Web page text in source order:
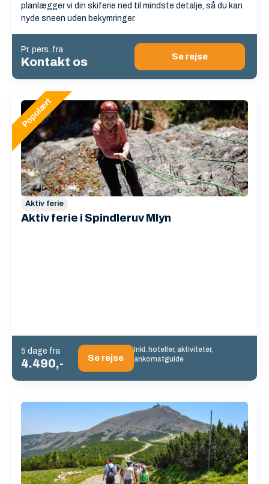
planlægger vi din skiferie ned til mindste detalje, så du kan
nyde sneen uden bekymringer.
Pr. pers. fra
Kontakt os Se rejse
Aktiv ferie
Aktiv ferie i Spindleruv Mlyn
5 dage fra
4.490,- Se rejse
Inkl. hoteller, aktiviteter,
ankomstguide